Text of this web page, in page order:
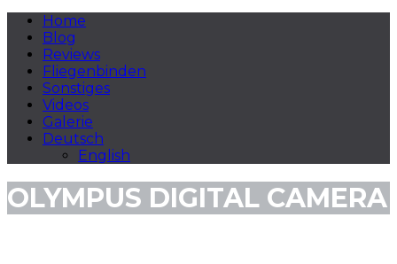
Home
Blog
Reviews
Fliegenbinden
Sonstiges
Videos
Galerie
Deutsch
English
OLYMPUS DIGITAL CAMERA